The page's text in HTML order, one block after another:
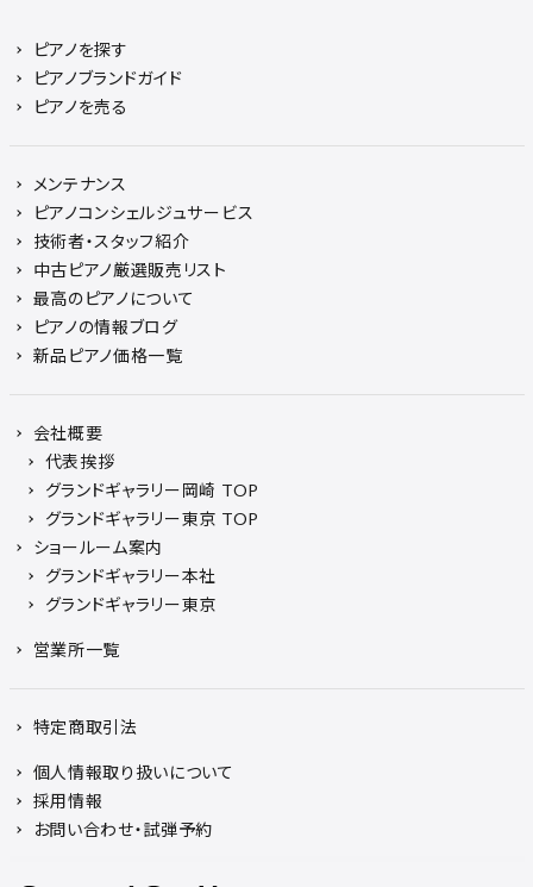
ピアノを探す
ピアノブランドガイド
ピアノを売る
メンテナンス
ピアノコンシェルジュサービス
技術者・スタッフ紹介
中古ピアノ厳選販売リスト
最高のピアノについて
ピアノの情報ブログ
新品ピアノ価格一覧
会社概要
代表挨拶
グランドギャラリー岡崎 TOP
グランドギャラリー東京 TOP
ショールーム案内
グランドギャラリー本社
グランドギャラリー東京
営業所一覧
特定商取引法
個人情報取り扱いについて
採用情報
お問い合わせ・試弾予約